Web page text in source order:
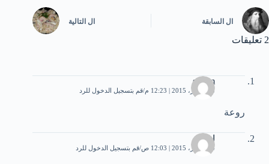
ال السابقة ال التالية
2 تعليقات
siham
13 أكتوبر، 2015 | 12:23 م قم بتسجيل الدخول للرد
روعة
امجد
14 أكتوبر، 2015 | 12:03 ص قم بتسجيل الدخول للرد